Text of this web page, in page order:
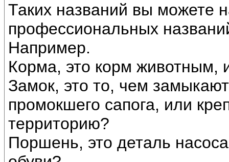
Таких названий вы можете
профессиональных
Например.
Корма, это корм животным,
Замок, это то, чем
промокшего сапога, или
территорию?
Поршень, это деталь